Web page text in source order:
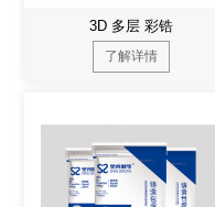
3D 多层 彩锆
了解详情